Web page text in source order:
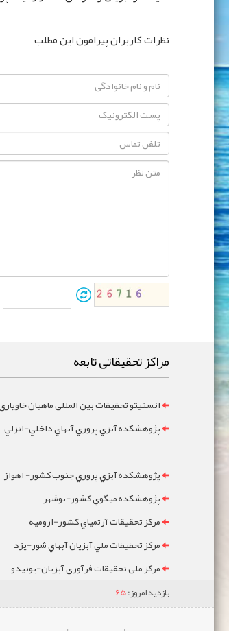
نظرات کاربران پیرامون این مطلب
مراکز تحقیقاتی تابعه
انستیتو تحقیقات بین المللی ماهیان
پژوهشکده آبزي پروري آبهاي داخلي-انزلي
پژوهشکده آبزي پروري جنوب کشور- اهواز
پژوهشکده ميگوي کشور-بوشهر
مرکز تحقيقات آرتمياي کشور-ارومیه
مرکز تحقيقات ملي آبزيان آبهاي شور-یزد
مرکز ملی تحقیقات فرآوری آبزیان-یونیدو
بازدید امروز:65